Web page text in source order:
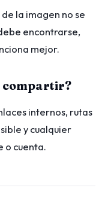
la imagen no se
encontrarse,
mejor.
compartir?
internos, rutas
y cualquier
o cuenta.